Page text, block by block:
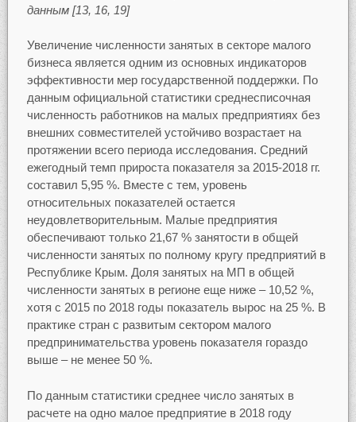
данным [13, 16, 19]
Увеличение численности занятых в секторе малого
бизнеса является одним из основных индикаторов
эффективности мер государственной поддержки. По
данным официальной статистики среднесписочная
численность работников на малых предприятиях без
внешних совместителей устойчиво возрастает на
протяжении всего периода исследования. Средний
ежегодный темп прироста показателя за 2015-2018 гг.
составил 5,95 %. Вместе с тем, уровень
относительных показателей остается
неудовлетворительным. Малые предприятия
обеспечивают только 21,67 % занятости в общей
численности занятых по полному кругу предприятий в
Республике Крым. Доля занятых на МП в общей
численности занятых в регионе еще ниже – 10,52 %,
хотя с 2015 по 2018 годы показатель вырос на 25 %. В
практике стран с развитым сектором малого
предпринимательства уровень показателя гораздо
выше – не менее 50 %.
По данным статистики среднее число занятых в
расчете на одно малое предприятие в 2018 году